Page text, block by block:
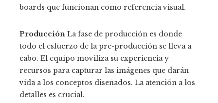
boards que funcionan como referencia visual.
Producción La fase de producción es donde
todo el esfuerzo de la pre-producción se lleva a
cabo. El equipo moviliza su experiencia y
recursos para capturar las imágenes que darán
vida a los conceptos diseñados. La atención a los
detalles es crucial.